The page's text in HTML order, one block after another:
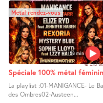
58 min
Metal rendez-vous
24 Juillet
Spéciale 100% métal féminin
La playlist :01-MANIGANCE- Le
des Ombres02-Austeen...